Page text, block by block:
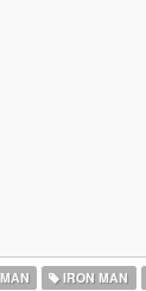
IRON MAN